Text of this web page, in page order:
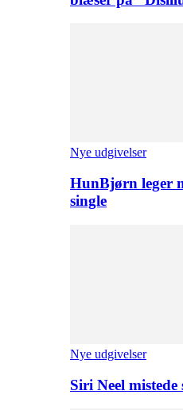
Nye udgivelser
HunBjørn leger
single
Nye udgivelser
Siri Neel